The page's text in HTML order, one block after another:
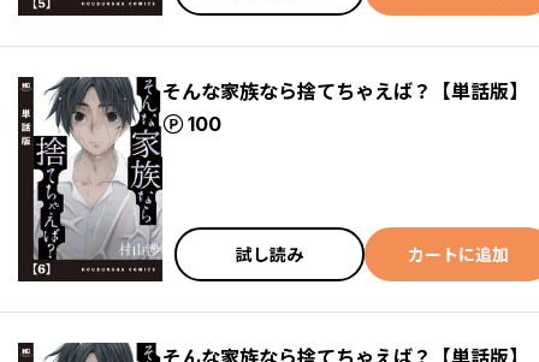
そんな家族なら捨てちゃえば？【単話版
100
ポイント
試し読み カートに追加